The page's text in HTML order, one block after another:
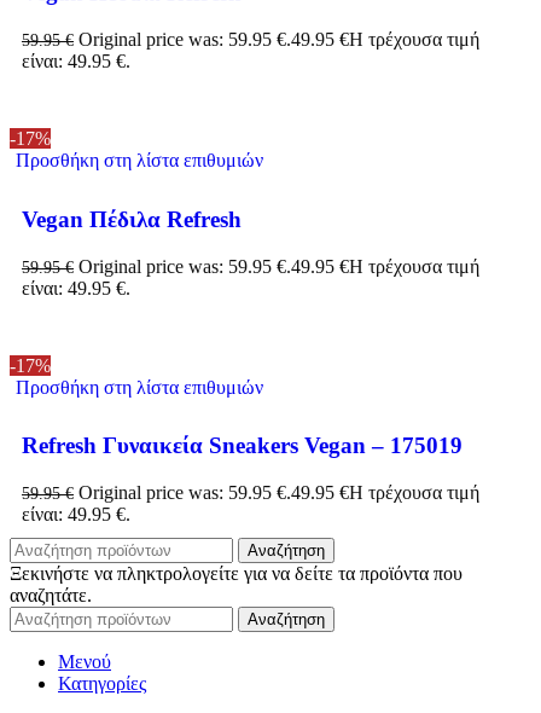
59.95€ Original price was: 59.95 €.49.95 €Η τρέχουσα τιμή
είναι: 49.95 €.
-17%
Προσθήκη στη λίστα επιθυμιών
Vegan Πέδιλα Refresh
59.95€ Original price was: 59.95 €.49.95 €Η τρέχουσα τιμή
είναι: 49.95 €.
-17%
Προσθήκη στη λίστα επιθυμιών
Refresh Γυναικεία Sneakers Vegan – 175019
59.95€ Original price was: 59.95 €.49.95 €Η τρέχουσα τιμή
είναι: 49.95 €.
Αναζήτηση
Ξεκινήστε να πληκτρολογείτε για να δείτε τα προϊόντα που
αναζητάτε.
Αναζήτηση
Μενού
Κατηγορίες